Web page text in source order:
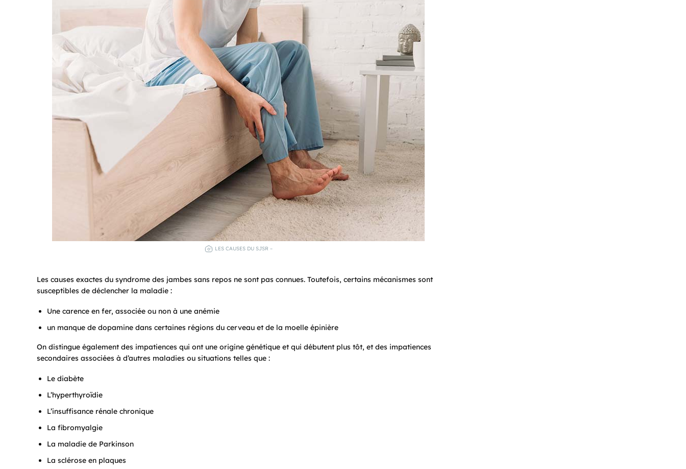
LES CAUSES DU SJSR –
Les causes exactes du syndrome des jambes sans repos ne sont pas connues. Toutefois, certains mécanismes sont
susceptibles de déclencher la maladie :
Une carence en fer, associée ou non à une anémie
un manque de dopamine dans certaines régions du cerveau et de la moelle épinière
On distingue également des impatiences qui ont une origine génétique et qui débutent plus tôt, et des impatiences
secondaires associées à d’autres maladies ou situations telles que :
Le diabète
L’hyperthyroïdie
L’insuffisance rénale chronique
La fibromyalgie
La maladie de Parkinson
La sclérose en plaques